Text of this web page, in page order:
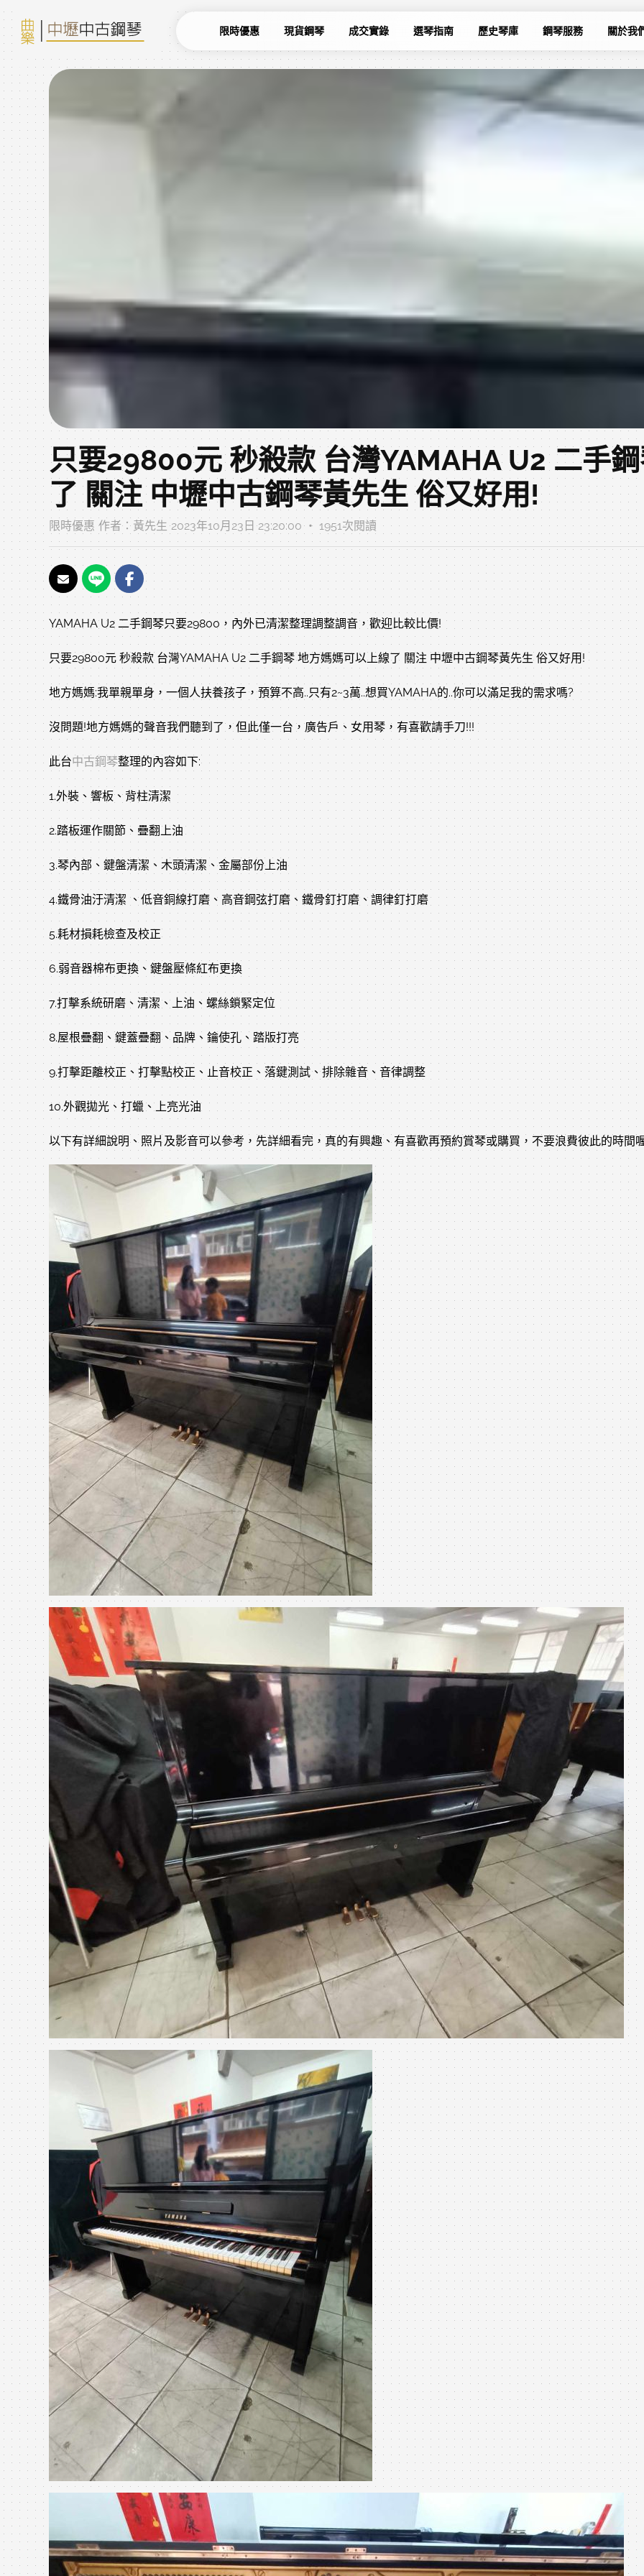
限時優惠 現貨鋼琴 成交實錄 選琴指南 歷史琴庫 鋼琴服務 關於我
只要29800元 秒殺款 台灣YAMAHA U2 二手
了 關注 中壢中古鋼琴黃先生 俗又好用!
限時優惠 作者： 黃先生 2023年10月23日 23:20:00 ‧ 1951次閱讀
YAMAHA U2 二手鋼琴只要29800，內外已清潔整理調整調音，歡迎比較比價!
只要29800元 秒殺款 台灣YAMAHA U2 二手鋼琴 地方媽媽可以上線了 關注 中壢中古鋼琴黃先生 俗又好用!
地方媽媽:我單親單身，一個人扶養孩子，預算不高..只有2~3萬..想買YAMAHA的..你可以滿足我的需求嗎?
沒問題!地方媽媽的聲音我們聽到了，但此僅一台，廣告戶、女用琴，有喜歡請手刀!!!
此台中古鋼琴整理的內容如下:
1.外裝、響板、背柱清潔
2.踏板運作關節、疊翻上油
3.琴內部、鍵盤清潔、木頭清潔、金屬部份上油
4.鐵骨油汙清潔 、低音銅線打磨、高音鋼弦打磨、鐵骨釘打磨、調律釘打磨
5.耗材損耗檢查及校正
6.弱音器棉布更換、鍵盤壓條紅布更換
7.打擊系統研磨、清潔、上油、螺絲鎖緊定位
8.屋根疊翻、鍵蓋疊翻、品牌、鑰使孔、踏版打亮
9.打擊距離校正、打擊點校正、止音校正、落鍵測試、排除雜音、音律調整
10.外觀拋光、打蠟、上亮光油
以下有詳細說明、照片及影音可以參考，先詳細看完，真的有興趣、有喜歡再預約賞琴或購買，不要浪費彼此的時間